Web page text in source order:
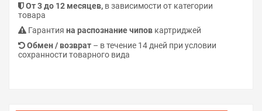
От 3 до 12 месяцев, в зависимости от категории
товара
Гарантия на распознание чипов картриджей
Обмен / возврат – в течение 14 дней при условии
сохранности товарного вида